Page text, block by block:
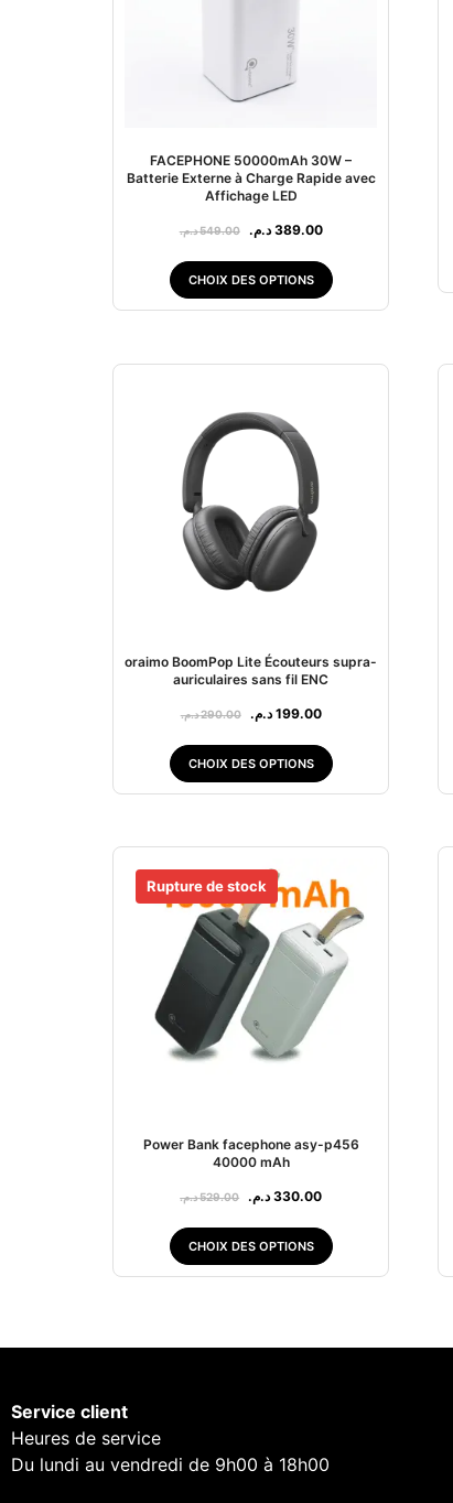
FACEPHONE 50000mAh 30W –
Batterie Externe à Charge Rapide avec
Affichage LED
549.00د.م. 389.00 د.م.
CHOIX DES OPTIONS
oraimo BoomPop Lite Écouteurs supra-
auriculaires sans fil ENC
290.00د.م. 199.00 د.م.
CHOIX DES OPTIONS
Power Bank facephone asy-p456
40000 mAh
529.00د.م. 330.00 د.م.
CHOIX DES OPTIONS
Service client
Heures de service
Du lundi au vendredi de 9h00 à 18h00